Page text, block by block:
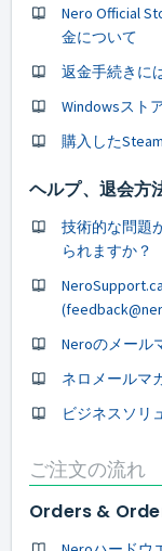
Nero Official
金について
返金手続きに
Windowsスト
購入した
ヘルプ、退会方
技術的な問題
られますか？
Neroのメール
ネロメールマ
ビジネスソリ
ご注文の流れ
Orders &